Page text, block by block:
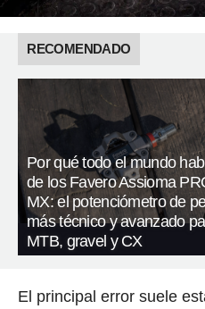
RECOMENDADO
Por qué todo el mundo
de los Favero Assioma
MX: el potenciómetro de
más técnico y avanzado
MTB, gravel y CX
El principal error suele